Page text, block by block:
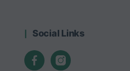
Social Links